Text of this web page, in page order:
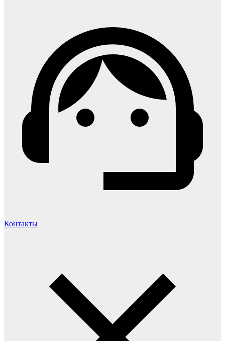
Контакты